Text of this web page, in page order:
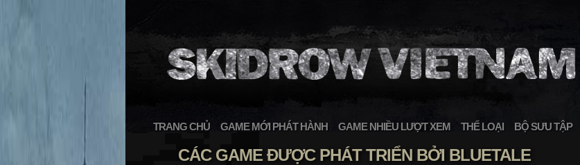
TRANG CHỦ GAME MỚI PHÁT HÀNH GAME NHIỀU LƯỢT XEM THỂ LOẠI BỘ SƯU TẬP
CÁC GAME ĐƯỢC PHÁT TRIỂN BỞI BLUETALE